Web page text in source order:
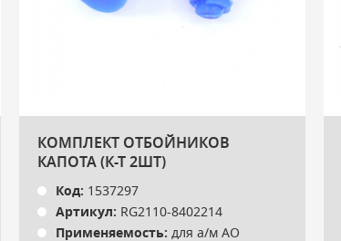
КОМПЛЕКТ ОТБОЙНИКОВ
КАПОТА (К-Т 2ШТ)
Код: 1537297
Артикул: RG2110-8402214
Применяемость: для а/м АО